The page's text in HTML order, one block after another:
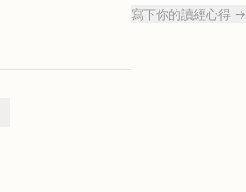
寫下你的讀經心得 →